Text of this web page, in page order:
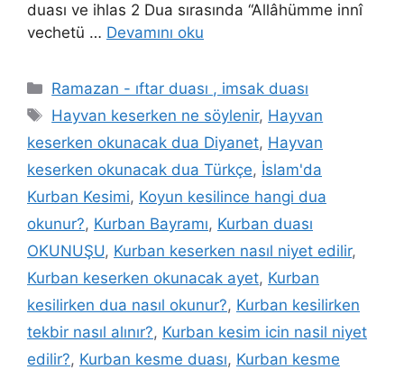
duası ve ihlas 2 Dua sırasında “Allâhümme innî
vechetü … Devamını oku
Ramazan - ıftar duası , imsak duası
Hayvan keserken ne söylenir, Hayvan
keserken okunacak dua Diyanet, Hayvan
keserken okunacak dua Türkçe, İslam'da
Kurban Kesimi, Koyun kesilince hangi dua
okunur?, Kurban Bayramı, Kurban duası
OKUNUŞU, Kurban keserken nasıl niyet edilir,
Kurban keserken okunacak ayet, Kurban
kesilirken dua nasıl okunur?, Kurban kesilirken
tekbir nasıl alınır?, Kurban kesim icin nasil niyet
edilir?, Kurban kesme duası, Kurban kesme